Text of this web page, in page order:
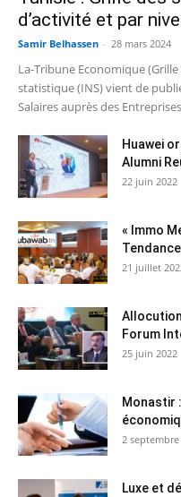
d’activité et par
Samir Belhassen - 28 mars 2024
La-Tribune Economique
statistique (INS) vient de
Salaires auprès des Entreprises
Huawei
Alumni
22 juin 2022
« Immo
21 juillet
Forum
25 juin 2022
Monastir
2 septembre
Luxe et